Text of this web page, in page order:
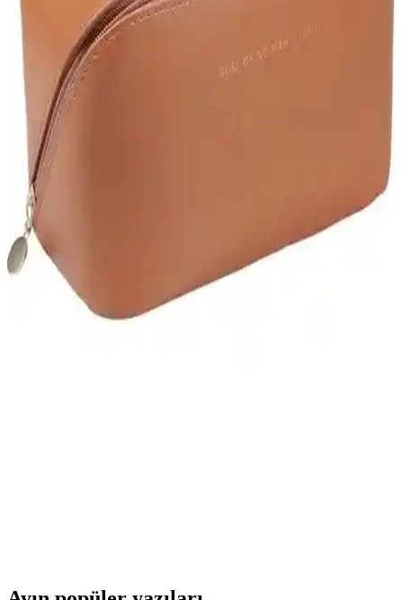
Bu makalede, geniş hacimli Yongtai tuval seyahat çantası ile Disney
Mickey omuz çantasının özellikleri, kullanıcı yorumları ve kullanım
avantajları detaylı şekilde inceleniyor.
Seyahatleriniz İçin En İyi Kozmetik Organizer
Çantaları Karşılaştırması 2023
Dekohop ve Ecoform'un seyahat kozmetik çantalarını detaylı
inceleyerek, dayanıklılık, kullanım kolaylığı ve kullanıcı
deneyimleriyle en uygun seçeneği belirleyin.
Makyaj Çantası ve Organizerleri Karşılaştırması:
Malzeme, Boyut ve Kullanım Özellikleri
İki makyaj çantası ve organizerinin malzeme, boyut ve kullanım
özellikleri detaylı şekilde karşılaştırıldı, dayanıklılık ve pratiklik
açısından öne çıkan yönleri vurgulandı.
Makyaj Çantalarına Duyulan Bağımlılık ve